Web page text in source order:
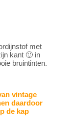
met
kant 🙂 in
bruintinten.
vintage
daardoor
de kap